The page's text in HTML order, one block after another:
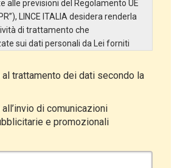
alle previsioni del Regolamento UE
LINCE ITALIA desidera renderla
di trattamento che
sui dati personali da Lei forniti
è LINCE ITALIA S.r.l., con
di Cancelliera snc 00072 –
può esercitare i
una raccomandata alla sede
trattamento dei dati secondo la
di comunicazioni
e promozionali